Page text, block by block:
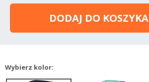
DODAJ DO KOSZYKA
Wybierz kolor: